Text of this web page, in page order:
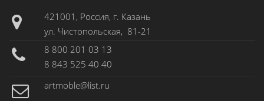
421001, Россия, г. Казань
ул. Чистопольская, 81-21
8 800 201 03 13
8 843 525 40 40
artmoble@list.ru